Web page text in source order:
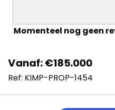
Momenteel nog geen
Vanaf: €185.000
Ref: KIMP-PROP-1454